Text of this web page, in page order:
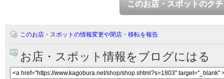
このお店・スポットのク
このお店・スポットの情報変更や閉店・移転を報告
お店・スポット情報をブログにはる